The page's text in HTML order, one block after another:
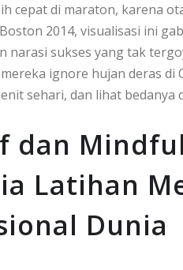
cepat di maraton, karena
2014, visualisasi ini
sukses yang tak
ignore hujan deras di
sehari, dan lihat
dan
Latihan
Dunia